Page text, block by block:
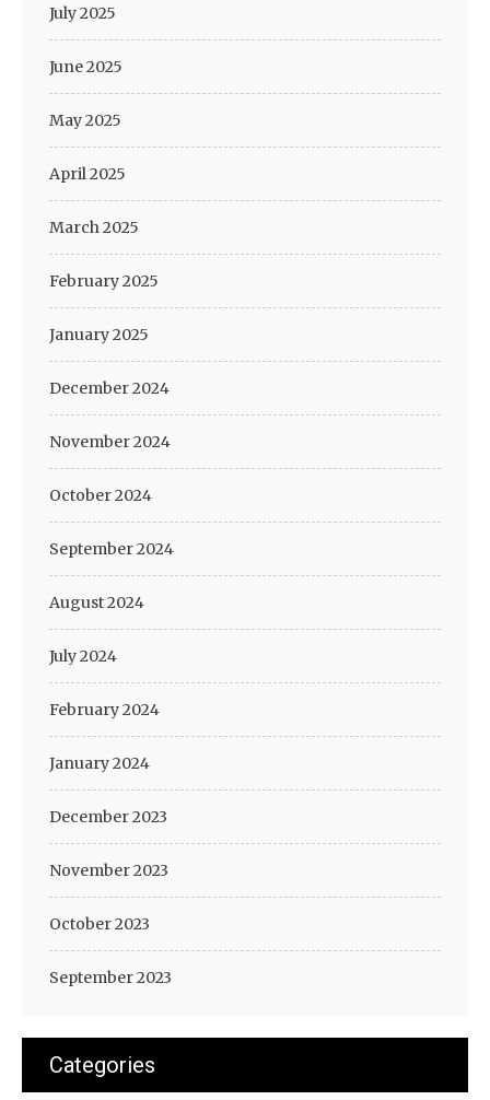
July 2025
June 2025
May 2025
April 2025
March 2025
February 2025
January 2025
December 2024
November 2024
October 2024
September 2024
August 2024
July 2024
February 2024
January 2024
December 2023
November 2023
October 2023
September 2023
Categories